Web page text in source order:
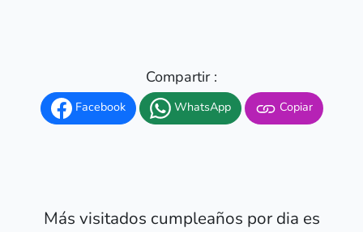
Compartir :
Facebook WhatsApp Copiar
Más visitados cumpleaños por dia es